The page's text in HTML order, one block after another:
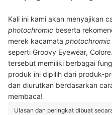
Kali ini kami akan menyajikan
photochromic beserta
merek kacamata photochromic
seperti Groovy Eyewear,
tersebut memiliki berbagai
produk ini dipilih dari produk-
dan diurutkan berdasarkan
membaca!
Ulasan dan peringkat dibuat